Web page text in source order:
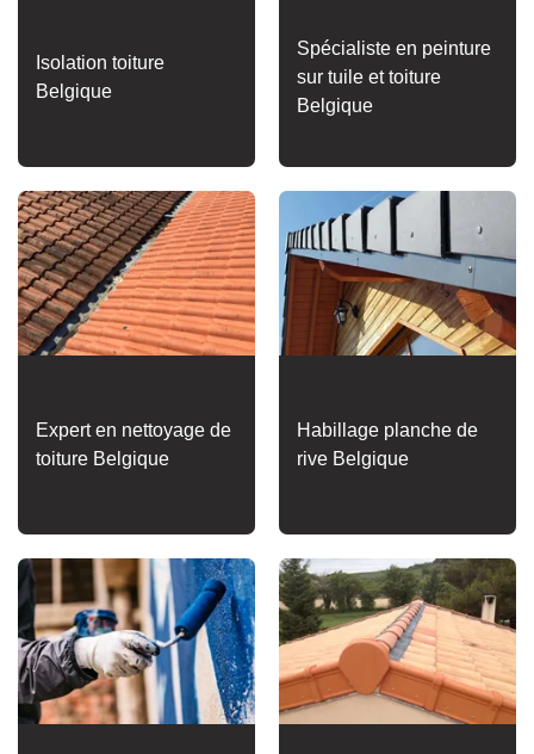
Isolation toiture
Belgique
Spécialiste en peinture
sur tuile et toiture
Belgique
Expert en nettoyage de
toiture Belgique
Habillage planche de
rive Belgique